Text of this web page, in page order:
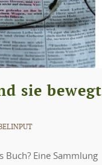
sie bewegt
Buch? Eine Sammlung